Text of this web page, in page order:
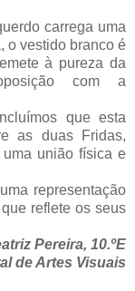
carrega uma
o vestido branco é
à pureza da
com a
que esta
as duas Fridas,
união física e
representação
reflete os seus
Pereira, 10.ºE
de Artes Visuais